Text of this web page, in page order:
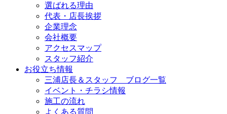
選ばれる理由
代表・店長挨拶
企業理念
会社概要
アクセスマップ
スタッフ紹介
お役立ち情報
三浦店長＆スタッフ ブログ一覧
イベント・チラシ情報
施工の流れ
よくある質問